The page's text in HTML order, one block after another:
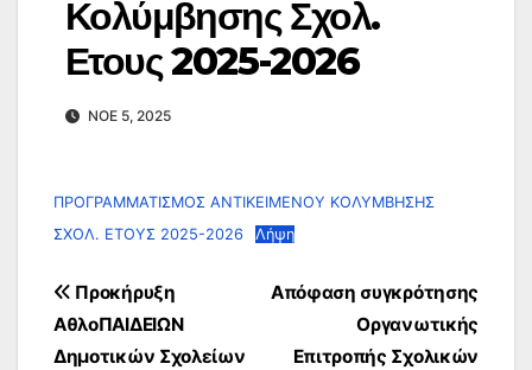
Κολύμβησης Σχολ.
Ετους 2025-2026
ΝΟΈ 5, 2025
ΠΡΟΓΡΑΜΜΑΤΙΣΜΟΣ ΑΝΤΙΚΕΙΜΕΝΟΥ ΚΟΛΥΜΒΗΣΗΣ
ΣΧΟΛ. ΕΤΟΥΣ 2025-2026
Λήψη
Πλοήγηση
άρθρων
Απόφαση συγκρότησης
Οργανωτικής
Επιτροπής Σχολικών
Προκήρυξη
ΑθλοΠΑΙΔΕΙΩΝ
Δημοτικών Σχολείων